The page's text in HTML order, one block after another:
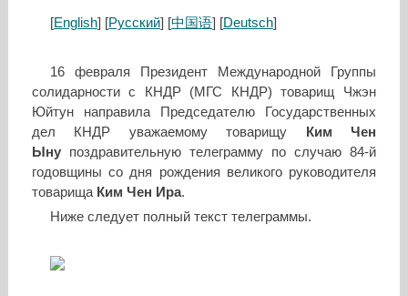
[English] [Русский] [中国语] [Deutsch]
16 февраля Президент Международной Группы
солидарности с КНДР (МГС КНДР) товарищ Чжэн
Юйтун направила Председателю Государственных
дел КНДР уважаемому товарищу
Ким Чен
Ынупоздравительную телеграмму по случаю 84-й
годовщины со дня рождения великого руководителя
товарища Ким Чен Ира.
Ниже следует полный текст телеграммы.